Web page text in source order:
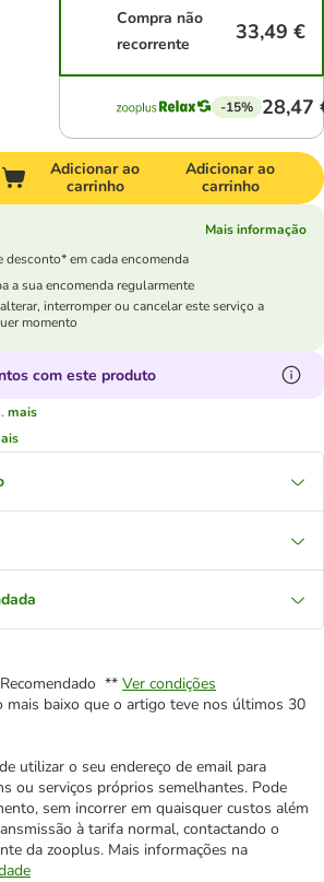
Compra não
recorrente
33,49 €
-15% 28,47
Adicionar ao
carrinho
Adicionar ao
carrinho
Mais informação
desconto* em cada encomenda
a sua encomenda regularmente
interromper ou cancelar este serviço a
momento
com este produto
mais
** Ver condições
mais baixo que o artigo teve nos últimos 30
utilizar o seu endereço de email para
ou serviços próprios semelhantes. Pode
sem incorrer em quaisquer custos além
à tarifa normal, contactando o
da zooplus. Mais informações na